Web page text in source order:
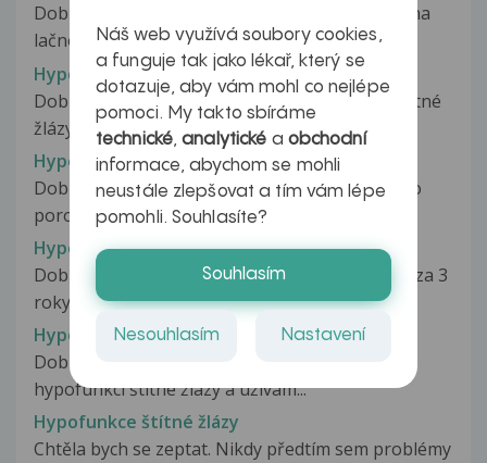
Dobrý den, beru Euthyrox 50 (1tabletu/denně na
lačno). Ve škole jsem slyšela...
Hypofunkce štítné žlázy
Dobrý den, mám odtaz ohledně hypofunkce štítné
žlázy. Moje maminka má hypothyreosu...
Hypofunkce štítné žlázy
Dobrý den, je mi 34 let a mé problémy začaly po
porodu dcery, tj 2 roky. Došlo...
Hypofunkce štítné žlázy
Dobrý den, mám problém s váhou. Je mi 18 let, za 3
roky jsem ted přibrala...
Hypofunkce štítné žlázy
Dobry den.Chtěla bych se zeptat.Léčim se s
hypofunkcí štítné žlázy a užívám...
Hypofunkce štítné žlázy
Chtěla bych se zeptat. Nikdy předtím sem problémy
Náš web využívá soubory cookies,
a funguje tak jako lékař, který se
dotazuje, aby vám mohl co nejlépe
pomoci. My takto sbíráme
technické,analytické a obchodní
informace, abychom se mohli
neustále zlepšovat a tím vám lépe
pomohli. Souhlasíte?
Souhlasím
Nesouhlasím Nastavení